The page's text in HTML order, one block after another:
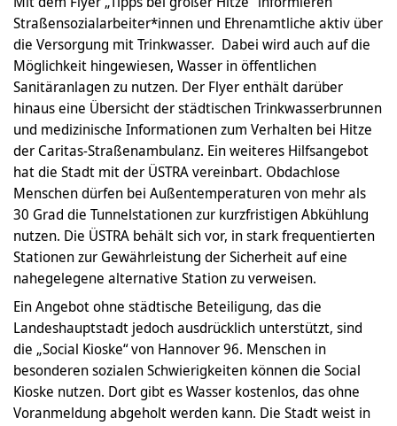
Straßensozialarbeiter*innen und Ehrenamtliche aktiv über
die Versorgung mit Trinkwasser. Dabei wird auch auf die
Möglichkeit hingewiesen, Wasser in öffentlichen
Sanitäranlagen zu nutzen. Der Flyer enthält darüber
hinaus eine Übersicht der städtischen Trinkwasserbrunnen
und medizinische Informationen zum Verhalten bei Hitze
der Caritas-Straßenambulanz. Ein weiteres Hilfsangebot
hat die Stadt mit der ÜSTRA vereinbart. Obdachlose
Menschen dürfen bei Außentemperaturen von mehr als
30 Grad die Tunnelstationen zur kurzfristigen Abkühlung
nutzen. Die ÜSTRA behält sich vor, in stark frequentierten
Stationen zur Gewährleistung der Sicherheit auf eine
nahegelegene alternative Station zu verweisen.
Ein Angebot ohne städtische Beteiligung, das die
Landeshauptstadt jedoch ausdrücklich unterstützt, sind
die „Social Kioske“ von Hannover 96. Menschen in
besonderen sozialen Schwierigkeiten können die Social
Kioske nutzen. Dort gibt es Wasser kostenlos, das ohne
Voranmeldung abgeholt werden kann. Die Stadt weist in